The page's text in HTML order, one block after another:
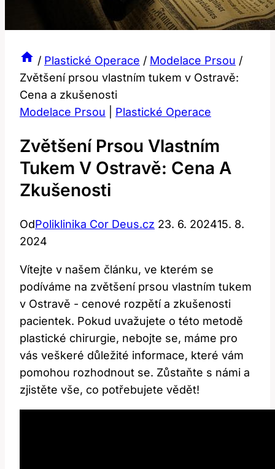
/ Plastické Operace / Modelace Prsou /
Zvětšení prsou vlastním tukem v Ostravě:
Cena a zkušenosti
Modelace Prsou
Plastické Operace
Zvětšení Prsou Vlastním
Tukem V Ostravě: Cena A
Zkušenosti
OdPoliklinika Cor Deus.cz 23. 6. 202415. 8.
2024
Vítejte v našem článku, ve kterém ⁣se
⁤podíváme na zvětšení prsou vlastním tukem
v Ostravě ⁤- cenové rozpětí‍ a ‍zkušenosti
pacientek. Pokud uvažujete o této metodě
plastické chirurgie, nebojte se, máme⁢ pro
⁤vás veškeré důležité⁣ informace, které ​vám
pomohou rozhodnout⁣ se. Zůstaňte‍ s námi a
zjistěte‌ vše, co potřebujete vědět!